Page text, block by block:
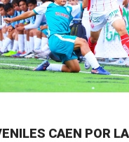
CAEN POR